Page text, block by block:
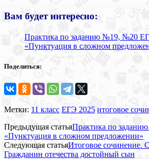
Вам будет интересно:
Практика по заданию №19, №20
«Пунктуация в сложном
Поделиться:
Метки: 11 класс ЕГЭ 2025 итоговое
Предыдущая статьяПрактика по
«Пунктуация в сложном предложении»
Следующая статьяИтоговое сочинение.
Гражданин отечества достойный сын